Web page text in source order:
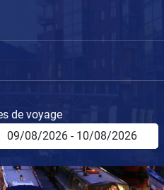
de voyage